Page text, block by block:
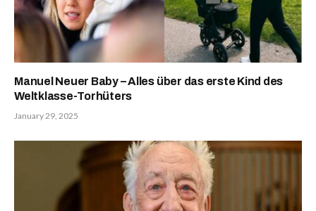
Manuel Neuer Baby – Alles über das erste Kind des
Weltklasse-Torhüters
January 29, 2025